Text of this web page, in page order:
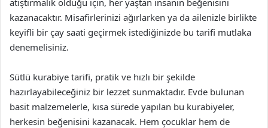
kazanacaktır. Misafirlerinizi ağırlarken ya da ailenizle birlikte
keyifli bir çay saati geçirmek istediğinizde bu tarifi mutlaka
denemelisiniz.
Sütlü kurabiye tarifi, pratik ve hızlı bir şekilde
hazırlayabileceğiniz bir lezzet sunmaktadır. Evde bulunan
basit malzemelerle, kısa sürede yapılan bu kurabiyeler,
herkesin beğenisini kazanacak. Hem çocuklar hem de